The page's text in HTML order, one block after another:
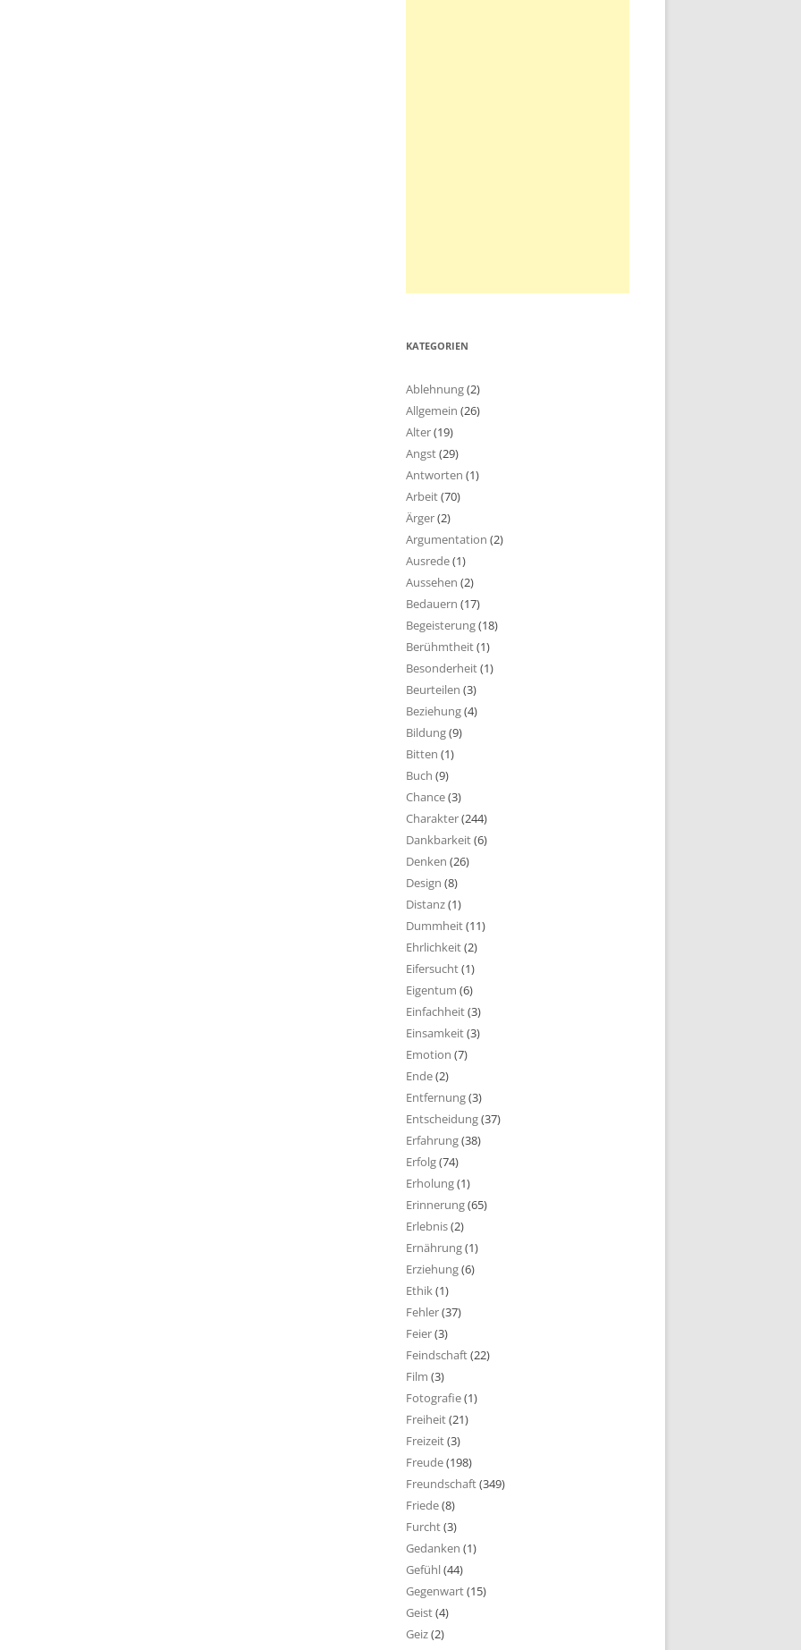
KATEGORIEN
Ablehnung(2)
Allgemein (26)
Alter(19)
Angst(29)
Antworten (1)
Arbeit(70)
Ärger(2)
Argumentation (2)
Ausrede(1)
Aussehen (2)
Bedauern (17)
Begeisterung(18)
Berühmtheit(1)
Besonderheit(1)
Beurteilen (3)
Beziehung(4)
Bildung(9)
Bitten (1)
Buch (9)
Chance(3)
Charakter(244)
Dankbarkeit(6)
Denken (26)
Design (8)
Distanz(1)
Dummheit(11)
Ehrlichkeit(2)
Eifersucht(1)
Eigentum (6)
Einfachheit(3)
Einsamkeit(3)
Emotion (7)
Ende(2)
Entfernung(3)
Entscheidung(37)
Erfahrung(38)
Erfolg(74)
Erholung(1)
Erinnerung(65)
Erlebnis(2)
Ernährung(1)
Erziehung(6)
Ethik(1)
Fehler(37)
Feier(3)
Feindschaft(22)
Film (3)
Fotografie(1)
Freiheit(21)
Freizeit(3)
Freude(198)
Freundschaft(349)
Friede(8)
Furcht(3)
Gedanken (1)
Gefühl(44)
Gegenwart(15)
Geist(4)
Geiz(2)